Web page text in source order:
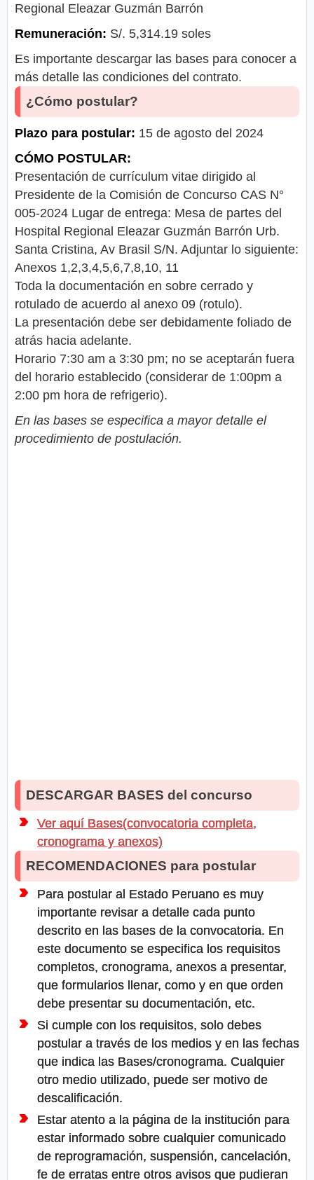
Regional Eleazar Guzmán Barrón
Remuneración: S/. 5,314.19 soles
Es importante descargar las bases para conocer a
más detalle las condiciones del contrato.
¿Cómo postular?
Plazo para postular: 15 de agosto del 2024
CÓMO POSTULAR:
Presentación de currículum vitae dirigido al
Presidente de la Comisión de Concurso CAS N°
005-2024 Lugar de entrega: Mesa de partes del
Hospital Regional Eleazar Guzmán Barrón Urb.
Santa Cristina, Av Brasil S/N. Adjuntar lo siguiente:
Anexos 1,2,3,4,5,6,7,8,10, 11
Toda la documentación en sobre cerrado y
rotulado de acuerdo al anexo 09 (rotulo).
La presentación debe ser debidamente foliado de
atrás hacia adelante.
Horario 7:30 am a 3:30 pm; no se aceptarán fuera
del horario establecido (considerar de 1:00pm a
2:00 pm hora de refrigerio).
En las bases se especifica a mayor detalle el
procedimiento de postulación.
DESCARGAR BASES del concurso
Ver aquí Bases(convocatoria completa,
cronograma y anexos)
RECOMENDACIONES para postular
Para postular al Estado Peruano es muy
importante revisar a detalle cada punto
descrito en las bases de la convocatoria. En
este documento se especifica los requisitos
completos, cronograma, anexos a presentar,
que formularios llenar, como y en que orden
debe presentar su documentación, etc.
Si cumple con los requisitos, solo debes
postular a través de los medios y en las fechas
que indica las Bases/cronograma. Cualquier
otro medio utilizado, puede ser motivo de
descalificación.
Estar atento a la página de la institución para
estar informado sobre cualquier comunicado
de reprogramación, suspensión, cancelación,
fe de erratas entre otros avisos que pudieran